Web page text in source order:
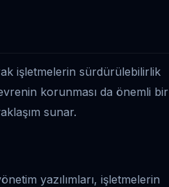
işletmelerin sürdürülebilirlik
korunması da önemli bir
sunar.
yazılımları, işletmelerin